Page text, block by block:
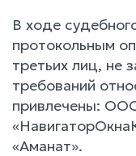
В ходе
протокольным
третьих лиц, не
требований
привлечены:
«Аманат».